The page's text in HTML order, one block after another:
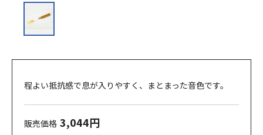
程よい抵抗感で息が入りやすく、まとまった音色です。
販売価格 3,044円